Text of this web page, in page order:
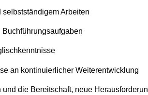
Arbeiten
an kontinuierlicher Weiterentwicklung
die Bereitschaft, neue